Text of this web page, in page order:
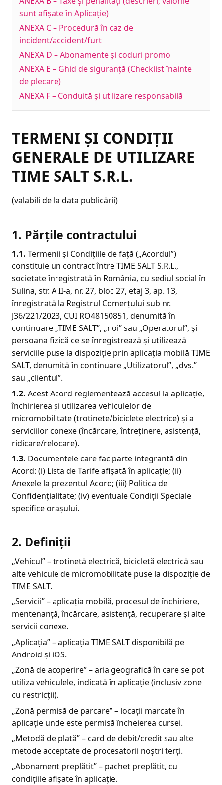
sunt afișate în Aplicație)
ANEXA C – Procedură în caz de
incident/accident/furt
ANEXA D – Abonamente și coduri promo
ANEXA E – Ghid de siguranță (Checklist înainte
de plecare)
ANEXA F – Conduită și utilizare responsabilă
TERMENI ȘI CONDIȚII
GENERALE DE UTILIZARE
TIME SALT S.R.L.
(valabili de la data publicării)
1. Părțile contractului
1.1. Termenii și Condițiile de față („Acordul”)
constituie un contract între TIME SALT S.R.L.,
societate înregistrată în România, cu sediul social în
Sulina, str. A II-a, nr. 27, bloc 27, etaj 3, ap. 13,
înregistrată la Registrul Comerțului sub nr.
J36/221/2023, CUI RO48150851, denumită în
continuare „TIME SALT”, „noi” sau „Operatorul”, și
persoana fizică ce se înregistrează și utilizează
serviciile puse la dispoziție prin aplicația mobilă TIME
SALT, denumită în continuare „Utilizatorul”, „dvs.”
sau „clientul”.
1.2. Acest Acord reglementează accesul la aplicație,
închirierea și utilizarea vehiculelor de
micromobilitate (trotinete/biciclete electrice) și a
serviciilor conexe (încărcare, întreținere, asistență,
ridicare/relocare).
1.3. Documentele care fac parte integrantă din
Acord: (i) Lista de Tarife afișată în aplicație; (ii)
Anexele la prezentul Acord; (iii) Politica de
Confidențialitate; (iv) eventuale Condiții Speciale
specifice orașului.
2. Definiții
„Vehicul” – trotinetă electrică, bicicletă electrică sau
alte vehicule de micromobilitate puse la dispoziție de
TIME SALT.
„Servicii” – aplicația mobilă, procesul de închiriere,
mentenanță, încărcare, asistență, recuperare și alte
servicii conexe.
„Aplicația” – aplicația TIME SALT disponibilă pe
Android și iOS.
„Zonă de acoperire” – aria geografică în care se pot
utiliza vehiculele, indicată în aplicație (inclusiv zone
cu restricții).
„Zonă permisă de parcare” – locații marcate în
aplicație unde este permisă încheierea cursei.
„Metodă de plată” – card de debit/credit sau alte
metode acceptate de procesatorii noștri terți.
„Abonament preplătit” – pachet preplătit, cu
condițiile afișate în aplicație.